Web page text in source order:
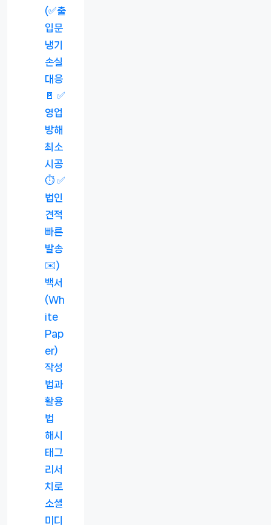
(✅출
입문
냉기
손실
대응
🚪 ✅
영업
방해
최소
시공
⏱️ ✅
법인
견적
빠른
발송
✉️)
백서
(Wh
ite
Pap
er)
작성
법과
활용
법
해시
태그
리서
치로
소셜
미디